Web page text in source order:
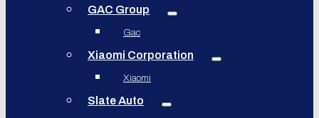
GAC Group
Gac
Xiaomi Corporation
Xiaomi
Slate Auto